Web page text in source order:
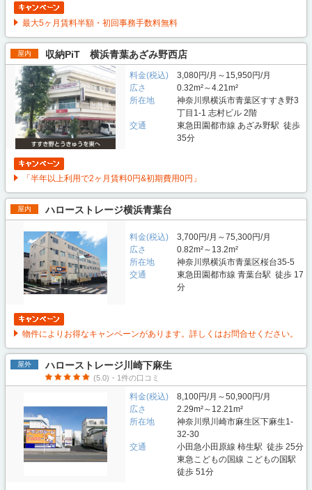
最大5ヶ月賃料半額・初回事務手数料無料
屋内 収納PiT 横浜青葉あざみ野西店
料金(税込)
3,080円/月～15,950円/月
広さ
0.32m²～4.21m²
所在地
神奈川県横浜市青葉区すすき野3
丁目1-1 志村ビル 2階
交通
東急田園都市線 あざみ野駅 徒歩
35分
「半年以上利用で2ヶ月賃料0円&初期費用0円」
屋内 ハローストレージ横浜青葉台
料金(税込)
3,700円/月～75,300円/月
広さ
0.82m²～13.2m²
所在地
神奈川県横浜市青葉区桜台35-5
交通
東急田園都市線 青葉台駅 徒歩 17
分
物件によりお得なキャンペーンがあります。詳しくはお問合せください。
屋外 ハローストレージ川崎下麻生
(5.0)・1件の口コミ
料金(税込)
8,100円/月～50,900円/月
広さ
2.29m²～12.21m²
所在地
神奈川県川崎市麻生区下麻生1-
32-30
交通
小田急小田原線 柿生駅 徒歩 25分
東急こどもの国線 こどもの国駅
徒歩 51分